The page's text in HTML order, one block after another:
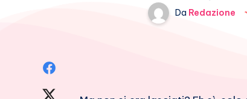
Da Redazione
Condividi